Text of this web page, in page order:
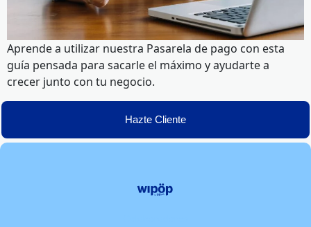
Aprende a utilizar nuestra Pasarela de pago con esta
guía pensada para sacarle el máximo y ayudarte a
crecer junto con tu negocio.
Hazte Cliente